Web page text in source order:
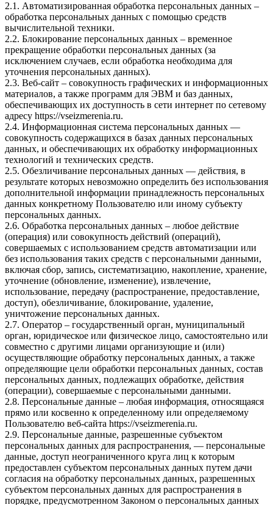
2.1. Автоматизированная обработка персональных данных –
обработка персональных данных с помощью средств
вычислительной техники.
2.2. Блокирование персональных данных – временное
прекращение обработки персональных данных (за
исключением случаев, если обработка необходима для
уточнения персональных данных).
2.3. Веб-сайт – совокупность графических и информационных
материалов, а также программ для ЭВМ и баз данных,
обеспечивающих их доступность в сети интернет по сетевому
адресу https://vseizmerenia.ru.
2.4. Информационная система персональных данных —
совокупность содержащихся в базах данных персональных
данных, и обеспечивающих их обработку информационных
технологий и технических средств.
2.5. Обезличивание персональных данных — действия, в
результате которых невозможно определить без использования
дополнительной информации принадлежность персональных
данных конкретному Пользователю или иному субъекту
персональных данных.
2.6. Обработка персональных данных – любое действие
(операция) или совокупность действий (операций),
совершаемых с использованием средств автоматизации или
без использования таких средств с персональными данными,
включая сбор, запись, систематизацию, накопление, хранение,
уточнение (обновление, изменение), извлечение,
использование, передачу (распространение, предоставление,
доступ), обезличивание, блокирование, удаление,
уничтожение персональных данных.
2.7. Оператор – государственный орган, муниципальный
орган, юридическое или физическое лицо, самостоятельно или
совместно с другими лицами организующие и (или)
осуществляющие обработку персональных данных, а также
определяющие цели обработки персональных данных, состав
персональных данных, подлежащих обработке, действия
(операции), совершаемые с персональными данными.
2.8. Персональные данные – любая информация, относящаяся
прямо или косвенно к определенному или определяемому
Пользователю веб-сайта https://vseizmerenia.ru.
2.9. Персональные данные, разрешенные субъектом
персональных данных для распространения, — персональные
данные, доступ неограниченного круга лиц к которым
предоставлен субъектом персональных данных путем дачи
согласия на обработку персональных данных, разрешенных
субъектом персональных данных для распространения в
порядке, предусмотренном Законом о персональных данных